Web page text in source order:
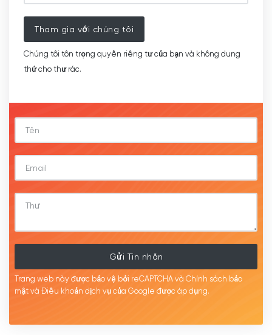
Tham gia với chúng tôi
Chúng tôi tôn trọng quyền riêng tư của bạn và không dung
thứ cho thư rác.
Gửi Tin nhắn
Trang web này được bảo vệ bởi reCAPTCHA và Chính sách bảo
mật và Điều khoản dịch vụ của Google được áp dụng.